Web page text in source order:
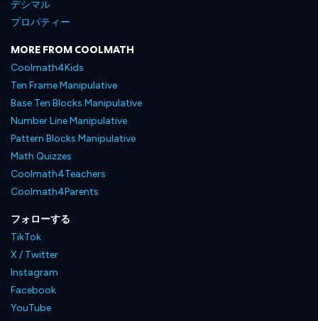
デシマル
プロパティー
MORE FROM COOLMATH
Coolmath4Kids
Ten Frame Manipulative
Base Ten Blocks Manipulative
Number Line Manipulative
Pattern Blocks Manipulative
Math Quizzes
Coolmath4Teachers
Coolmath4Parents
フォローする
TikTok
X / Twitter
Instagram
Facebook
YouTube